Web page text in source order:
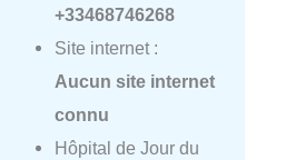
+33468746268
Site internet :
Aucun site internet
connu
Hôpital de Jour du